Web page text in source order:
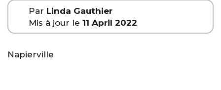
Par Linda Gauthier
Mis à jour le 11 April 2022
Napierville